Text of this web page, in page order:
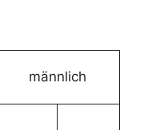
männlich